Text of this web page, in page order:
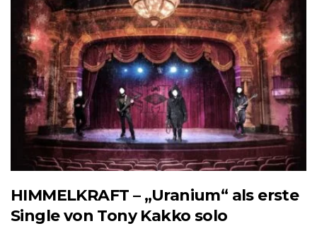
HIMMELKRAFT – „Uranium“ als erste
Single von Tony Kakko solo